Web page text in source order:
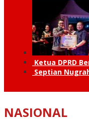
Ketua DPRD
Septian
NASIONAL